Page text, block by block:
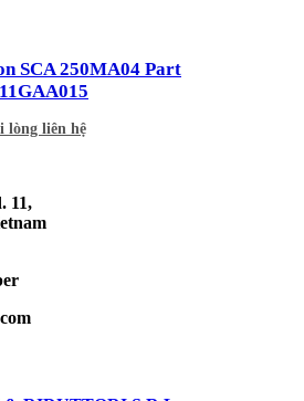
SCA 250MA04 Part
lòng liên hệ
11,